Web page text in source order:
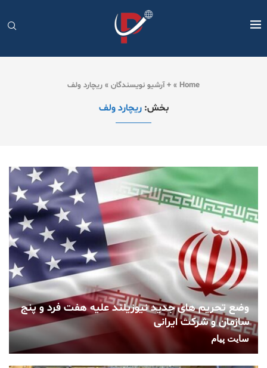
Home
» + آرشیو نویسندگان » ریچارد ولف
بخش: ریچارد ولف
وضع تحریم های جدید نیوزیلند علیه هفت فرد و پنج
سازمان و شرکت ایرانی
سایت پیام